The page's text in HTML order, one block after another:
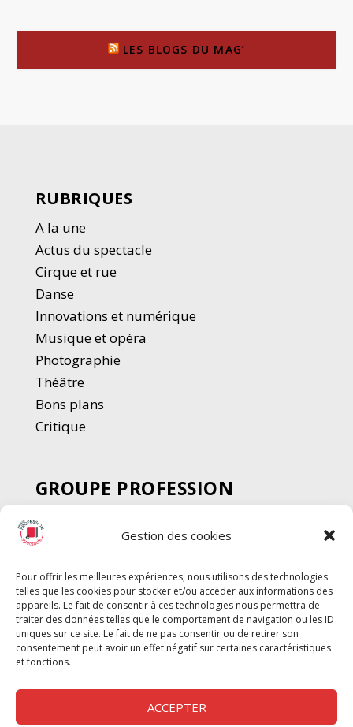
Gestion des cookies
Pour offrir les meilleures expériences, nous utilisons des technologies
telles que les cookies pour stocker et/ou accéder aux informations des
appareils. Le fait de consentir à ces technologies nous permettra de
traiter des données telles que le comportement de navigation ou les ID
uniques sur ce site. Le fait de ne pas consentir ou de retirer son
consentement peut avoir un effet négatif sur certaines caractéristiques
et fonctions.
ACCEPTER
LES BLOGS DU MAG’
RUBRIQUES
A la une
Actus du spectacle
Cirque et rue
Danse
Innovations et numérique
Musique et opéra
Photographie
Théâtre
Bons plans
Critique
GROUPE PROFESSION
SPECTACLE
Chèque Intermittents
Chèque Compta
Chèque Emploi Spectacle
G-Pods
Profession Audio-visuel